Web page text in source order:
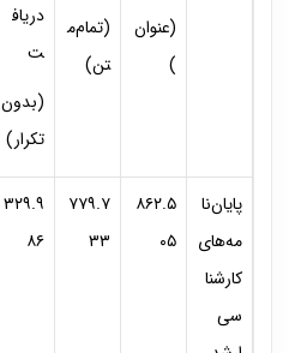
(عنوان
)
(تمام‌م
تن)
دریاف
ت
(بدون
تکرار)
پایان‌نا
مه‌های
کارشنا
سی
۸۶۲.۵
۰۵
۷۷۹.۷
۳۳
۳۲۹.۹
۸۶